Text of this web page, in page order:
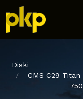
Diski
CMS C29 Titan